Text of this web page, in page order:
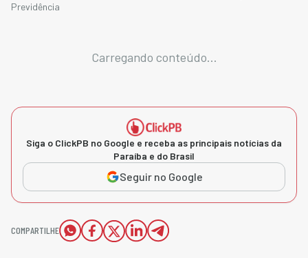
Previdência
Carregando conteúdo...
Siga o ClickPB no Google e receba as principais notícias da
Paraíba e do Brasil
Seguir no Google
COMPARTILHE